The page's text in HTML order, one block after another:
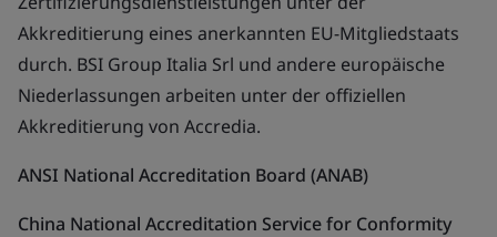
Akkreditierung eines anerkannten EU-Mitgliedstaats
durch. BSI Group Italia Srl und andere europäische
Niederlassungen arbeiten unter der offiziellen
Akkreditierung von Accredia.
ANSI National Accreditation Board (ANAB)
China National Accreditation Service for Conformity